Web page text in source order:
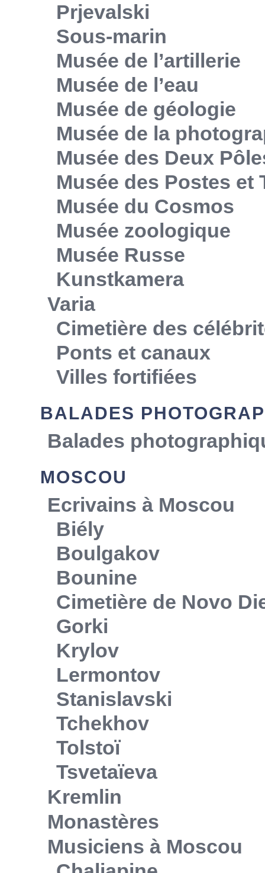
Prjevalski
Sous-marin
Musée de l’artillerie
Musée de l’eau
Musée de géologie
Musée de la
Musée des Deux
Musée des Postes
Musée du Cosmos
Musée zoologique
Musée Russe
Kunstkamera
Varia
Cimetière des
Ponts et canaux
Villes fortifiées
BALADES
Balades
MOSCOU
Ecrivains à Moscou
Biély
Boulgakov
Bounine
Cimetière de Novo
Gorki
Krylov
Lermontov
Stanislavski
Tchekhov
Tolstoï
Tsvetaïeva
Kremlin
Monastères
Musiciens à Moscou